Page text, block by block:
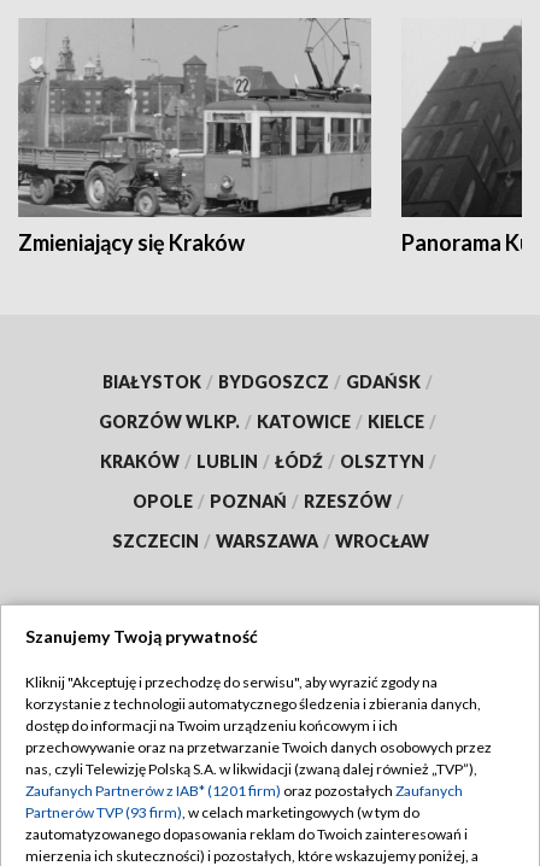
Zmieniający się Kraków Panorama
BIAŁYSTOK / BYDGOSZCZ / GDAŃSK /
GORZÓW WLKP. / KATOWICE / KIELCE /
KRAKÓW / LUBLIN / ŁÓDŹ / OLSZTYN /
OPOLE / POZNAŃ / RZESZÓW /
SZCZECIN / WARSZAWA / WROCŁAW
TVP
Abonament TVP
Emisja w TVP
Centrum informacji TVP
Regulamin TVP
Polityka prywatności
Moje zgody
Szanujemy Twoją prywatność
Kliknij "Akceptuję i przechodzę do serwisu", aby wyrazić zgody na
korzystanie z technologii automatycznego śledzenia i zbierania danych,
dostęp do informacji na Twoim urządzeniu końcowym i ich
przechowywanie oraz na przetwarzanie Twoich danych osobowych przez
nas, czyli Telewizję Polską S.A. w likwidacji (zwaną dalej również „TVP”),
Zaufanych Partnerów z IAB* (1201 firm) oraz pozostałych Zaufanych
Partnerów TVP (93 firm), w celach marketingowych (w tym do
zautomatyzowanego dopasowania reklam do Twoich zainteresowań i
mierzenia ich skuteczności) i pozostałych, które wskazujemy poniżej, a